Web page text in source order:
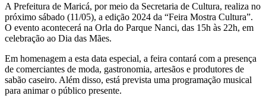
A Prefeitura de Maricá, por meio da Secretaria de Cultura, realiza no
próximo sábado (11/05), a edição 2024 da “Feira Mostra Cultura”.
O evento acontecerá na Orla do Parque Nanci, das 15h às 22h, em
celebração ao Dia das Mães.
Em homenagem a esta data especial, a feira contará com a presença
de comerciantes de moda, gastronomia, artesãos e produtores de
sabão caseiro. Além disso, está prevista uma programação musical
para animar o público presente.